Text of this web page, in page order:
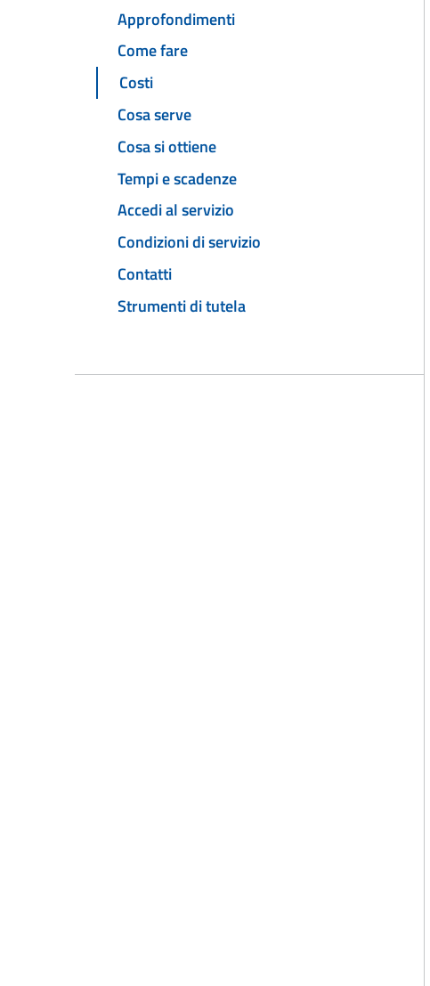
Approfondimenti
Come fare
Costi
Cosa serve
Cosa si ottiene
Tempi e scadenze
Accedi al servizio
Condizioni di servizio
Contatti
Strumenti di tutela